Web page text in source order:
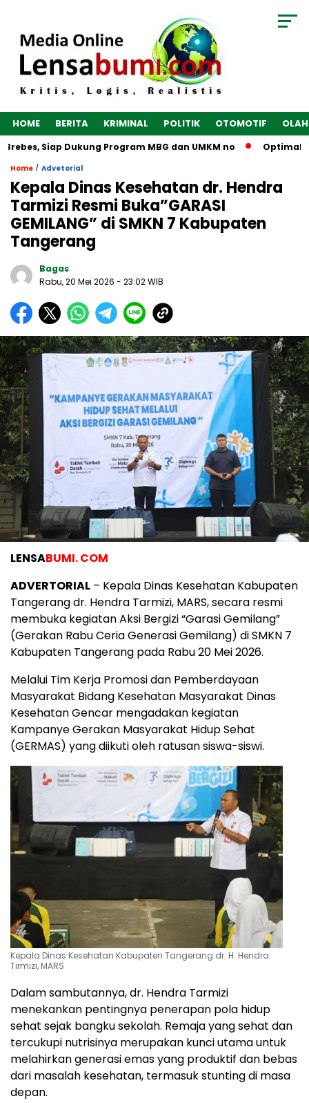
HOME BERITA KRIMINAL POLITIK OTOMOTIF
Dukung Program MBG dan UMKM no Optimalkan
Home / Advetorial
Kepala Dinas Kesehatan dr. Hendra
Tarmizi Resmi Buka”GARASI
GEMILANG” di SMKN 7 Kabupaten
Tangerang
Bagas
Rabu, 20 Mei 2026 - 23:02 WIB
LENSABUMI. COM
ADVERTORIAL – Kepala Dinas Kesehatan Kabupaten
Tangerang dr. Hendra Tarmizi, MARS, secara resmi
membuka kegiatan Aksi Bergizi “Garasi Gemilang”
(Gerakan Rabu Ceria Generasi Gemilang) di SMKN 7
Kabupaten Tangerang pada Rabu 20 Mei 2026.
Melalui Tim Kerja Promosi dan Pemberdayaan
Masyarakat Bidang Kesehatan Masyarakat Dinas
Kesehatan Gencar mengadakan kegiatan
Kampanye Gerakan Masyarakat Hidup Sehat
(GERMAS) yang diikuti oleh ratusan siswa-siswi.
Kepala Dinas Kesehatan Kabupaten Tangerang dr. H. Hendra
Tirmizi, MARS
Dalam sambutannya, dr. Hendra Tarmizi
menekankan pentingnya penerapan pola hidup
sehat sejak bangku sekolah. Remaja yang sehat dan
tercukupi nutrisinya merupakan kunci utama untuk
melahirkan generasi emas yang produktif dan bebas
dari masalah kesehatan, termasuk stunting di masa
depan.